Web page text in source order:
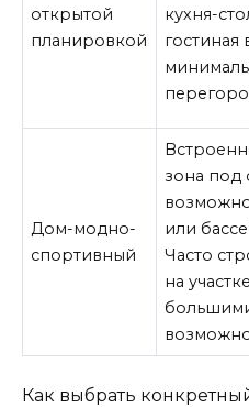
открытой
планировкой
кухня-
гостиная
Дом-модно-
спортивный
зона под
или
Часто
на
Как выбрать